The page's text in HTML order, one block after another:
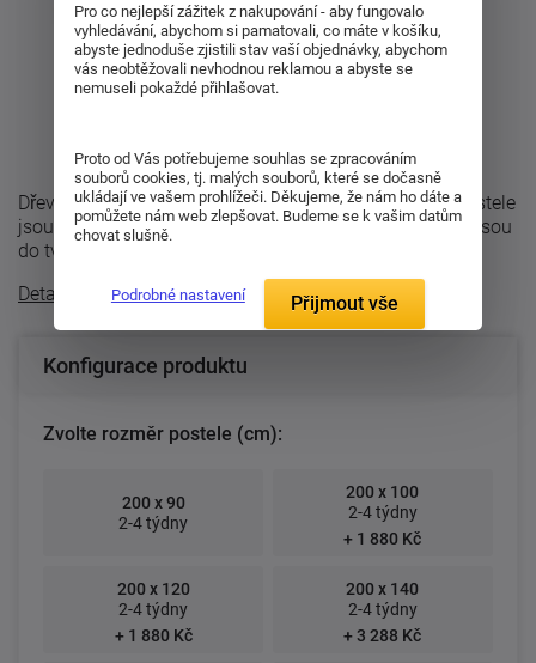
Dřevěná postel z masivu Goliáš. Čela i bočnice této postele
jsou vyrobeny z masivu o síle 4cm. Nohy u čel postele jsou
do tvaru L a dvojité ...
Detailní popis
Konfigurace produktu
Zvolte rozměr postele (cm):
200 x 90
2-4 týdny
200 x 100
2-4 týdny
+ 1 880 Kč
200 x 120
2-4 týdny
+ 1 880 Kč
200 x 140
2-4 týdny
+ 3 288 Kč
Pro co nejlepší zážitek z nakupování - aby fungovalo
vyhledávání, abychom si pamatovali, co máte v košíku,
abyste jednoduše zjistili stav vaší objednávky, abychom
vás neobtěžovali nevhodnou reklamou a abyste se
nemuseli pokaždé přihlašovat.
Proto od Vás potřebujeme souhlas se zpracováním
souborů cookies, tj. malých souborů, které se dočasně
ukládají ve vašem prohlížeči. Děkujeme, že nám ho dáte a
pomůžete nám web zlepšovat. Budeme se k vašim datům
chovat slušně.
Podrobné nastavení Přijmout vše